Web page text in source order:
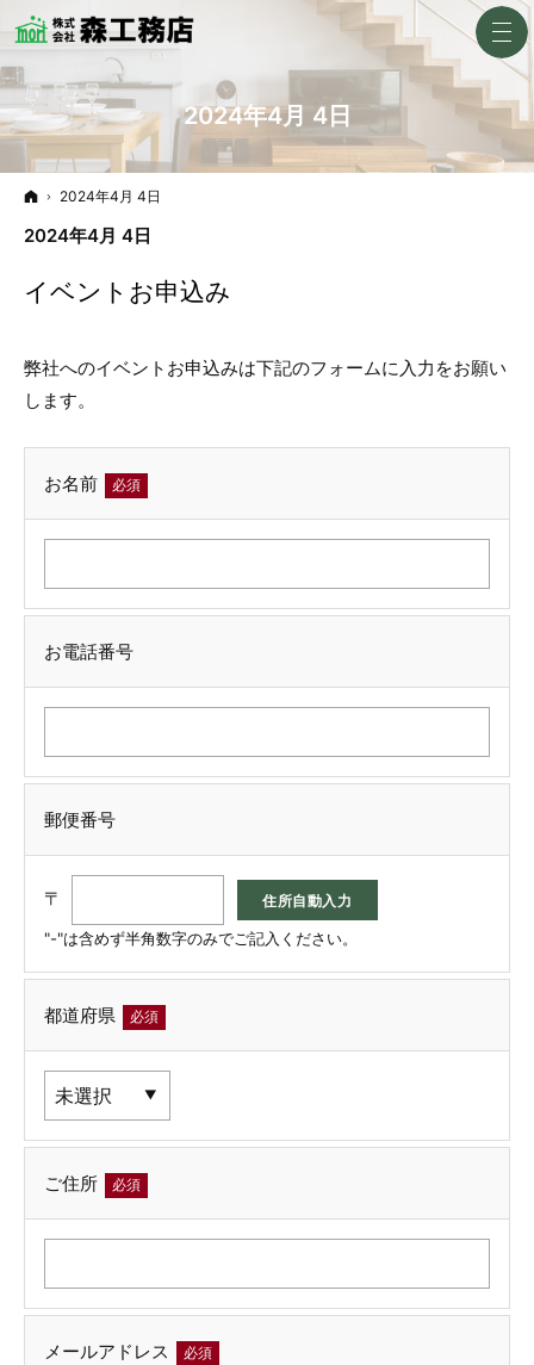
2024年4月 4日
ホーム
2024年4月 4日
2024年4月 4日
イベントお申込み
弊社へのイベントお申込みは下記のフォームに入力をお願い
します。
お名前 必須
お電話番号
郵便番号
〒
"-"は含めず半角数字のみでご記入ください。
都道府県 必須
ご住所 必須
メールアドレス 必須